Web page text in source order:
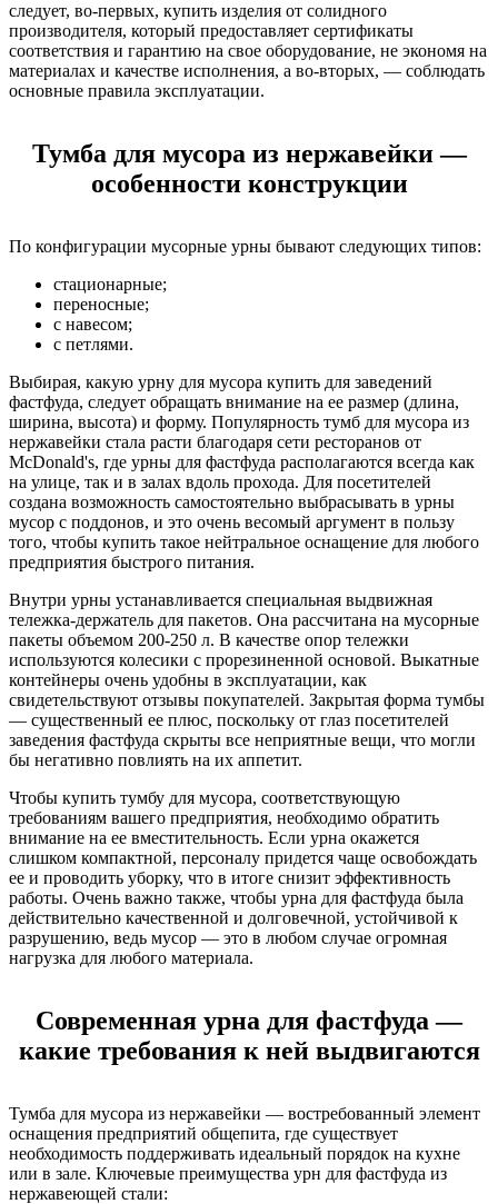
следует, во-первых, купить изделия от солидного
производителя, который предоставляет сертификаты
соответствия и гарантию на свое оборудование, не экономя на
материалах и качестве исполнения, а во-вторых, — соблюдать
основные правила эксплуатации.
Тумба для мусора из нержавейки —
особенности конструкции
По конфигурации мусорные урны бывают следующих типов:
стационарные;
переносные;
с навесом;
с петлями.
Выбирая, какую урну для мусора купить для заведений
фастфуда, следует обращать внимание на ее размер (длина,
ширина, высота) и форму. Популярность тумб для мусора из
нержавейки стала расти благодаря сети ресторанов от
McDonald's, где урны для фастфуда располагаются всегда как
на улице, так и в залах вдоль прохода. Для посетителей
создана возможность самостоятельно выбрасывать в урны
мусор с поддонов, и это очень весомый аргумент в пользу
того, чтобы купить такое нейтральное оснащение для любого
предприятия быстрого питания.
Внутри урны устанавливается специальная выдвижная
тележка-держатель для пакетов. Она рассчитана на мусорные
пакеты объемом 200-250 л. В качестве опор тележки
используются колесики с прорезиненной основой. Выкатные
контейнеры очень удобны в эксплуатации, как
свидетельствуют отзывы покупателей. Закрытая форма тумбы
— существенный ее плюс, поскольку от глаз посетителей
заведения фастфуда скрыты все неприятные вещи, что могли
бы негативно повлиять на их аппетит.
Чтобы купить тумбу для мусора, соответствующую
требованиям вашего предприятия, необходимо обратить
внимание на ее вместительность. Если урна окажется
слишком компактной, персоналу придется чаще освобождать
ее и проводить уборку, что в итоге снизит эффективность
работы. Очень важно также, чтобы урна для фастфуда была
действительно качественной и долговечной, устойчивой к
разрушению, ведь мусор — это в любом случае огромная
нагрузка для любого материала.
Современная урна для фастфуда —
какие требования к ней выдвигаются
Тумба для мусора из нержавейки — востребованный элемент
оснащения предприятий общепита, где существует
необходимость поддерживать идеальный порядок на кухне
или в зале. Ключевые преимущества урн для фастфуда из
нержавеющей стали: